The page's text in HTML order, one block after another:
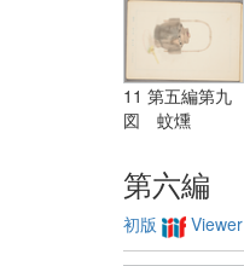
11 第五編第九
図 蚊燻
第六編
初版 Viewer